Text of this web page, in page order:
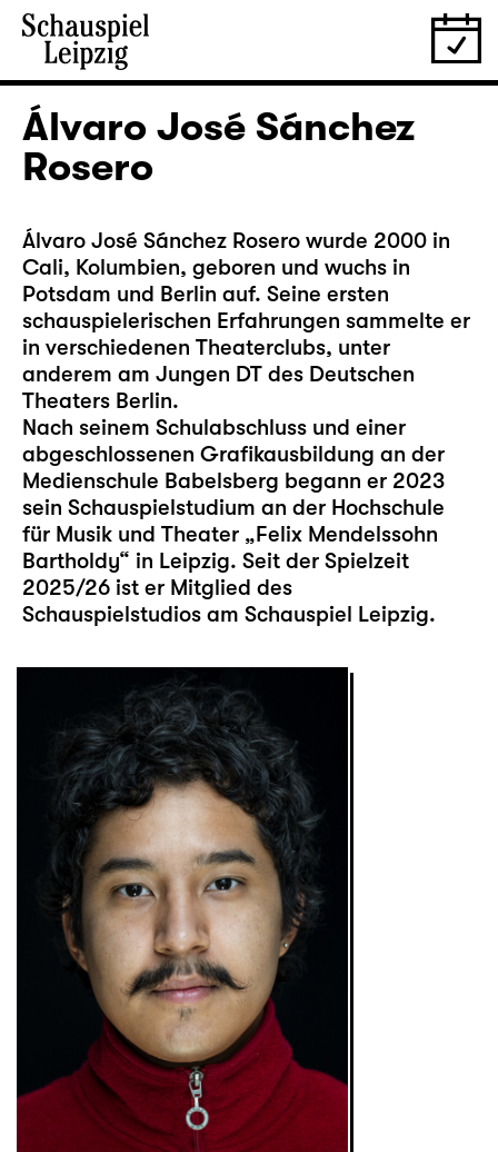
Álvaro José Sánchez
Rosero
Álvaro José Sánchez Rosero wurde 2000 in
Cali, Kolumbien, geboren und wuchs in
Potsdam und Berlin auf. Seine ersten
schauspielerischen Erfahrungen sammelte er
in verschiedenen Theaterclubs, unter
anderem am Jungen DT des Deutschen
Theaters Berlin.
Nach seinem Schulabschluss und einer
abgeschlossenen Grafikausbildung an der
Medienschule Babelsberg begann er 2023
sein Schauspielstudium an der Hochschule
für Musik und Theater „Felix Mendelssohn
Bartholdy“ in Leipzig. Seit der Spielzeit
2025/26 ist er Mitglied des
Schauspielstudios am Schauspiel Leipzig.